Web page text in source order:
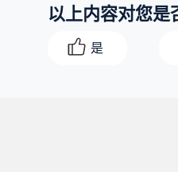
        }
以上内容对您是
是